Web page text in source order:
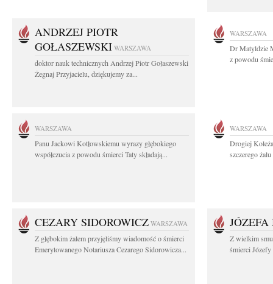
ANDRZEJ PIOTR
GOŁASZEWSKI WARSZAWA
doktor nauk technicznych Andrzej Piotr Gołaszewski
Żegnaj Przyjacielu, dziękujemy za...
WARSZAWA
Dr Matyldzie
z powodu
WARSZAWA
Panu Jackowi Kotłowskiemu wyrazy głębokiego
współczucia z powodu śmierci Taty składają...
WARSZAWA
Drogiej
szczerego
CEZARY SIDOROWICZ WARSZAWA
Z głębokim żalem przyjęliśmy wiadomość o śmierci
Emerytowanego Notariusza Cezarego Sidorowicza...
Z wielkim
śmierci